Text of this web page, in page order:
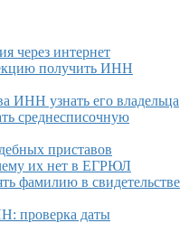
через интернет
получить ИНН
ИНН узнать его владельца
среднесписочную
приставов
их нет в ЕГРЮЛ
фамилию в свидетельстве
проверка даты